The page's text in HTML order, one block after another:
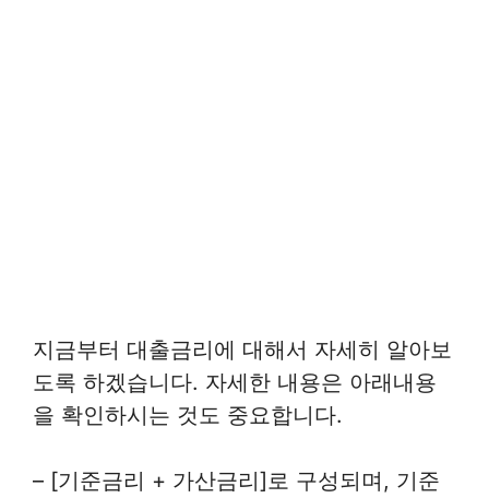
지금부터 대출금리에 대해서 자세히 알아보
도록 하겠습니다. 자세한 내용은 아래내용
을 확인하시는 것도 중요합니다.
– [기준금리 + 가산금리]로 구성되며, 기준